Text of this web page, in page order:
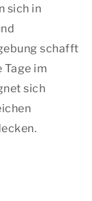
sich in
schafft
Tage im
sich